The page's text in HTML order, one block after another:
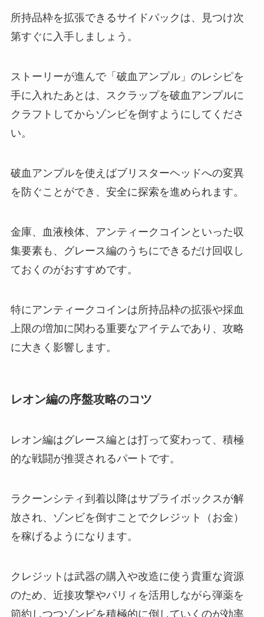
所持品枠を拡張できるサイドパックは、見つけ次
第すぐに入手しましょう。
ストーリーが進んで「破血アンプル」のレシピを
手に入れたあとは、スクラップを破血アンプルに
クラフトしてからゾンビを倒すようにしてくださ
い。
破血アンプルを使えばブリスターヘッドへの変異
を防ぐことができ、安全に探索を進められます。
金庫、血液検体、アンティークコインといった収
集要素も、グレース編のうちにできるだけ回収し
ておくのがおすすめです。
特にアンティークコインは所持品枠の拡張や採血
上限の増加に関わる重要なアイテムであり、攻略
に大きく影響します。
レオン編の序盤攻略のコツ
レオン編はグレース編とは打って変わって、積極
的な戦闘が推奨されるパートです。
ラクーンシティ到着以降はサプライボックスが解
放され、ゾンビを倒すことでクレジット（お金）
を稼げるようになります。
クレジットは武器の購入や改造に使う貴重な資源
のため、近接攻撃やパリィを活用しながら弾薬を
節約しつつゾンビを積極的に倒していくのが効率